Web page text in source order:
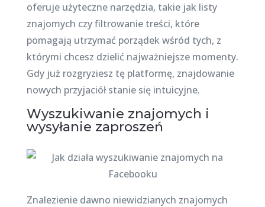
oferuje użyteczne narzędzia, takie jak listy
znajomych czy filtrowanie treści, które
pomagają utrzymać porządek wśród tych, z
którymi chcesz dzielić najważniejsze momenty.
Gdy już rozgryziesz tę platformę, znajdowanie
nowych przyjaciół stanie się intuicyjne.
Wyszukiwanie znajomych i
wysyłanie zaproszeń
Znalezienie dawno niewidzianych znajomych